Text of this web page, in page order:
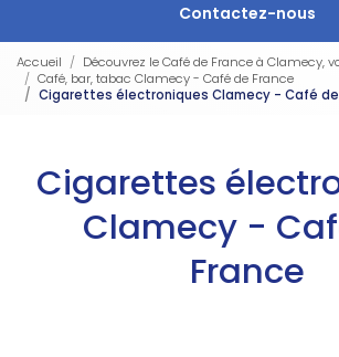
Contactez-nous
Accueil
Découvrez le Café de France à Clamecy,
Café, bar, tabac Clamecy - Café de France
Cigarettes électroniques Clamecy - Café de
Cigarettes
Clamecy -
France